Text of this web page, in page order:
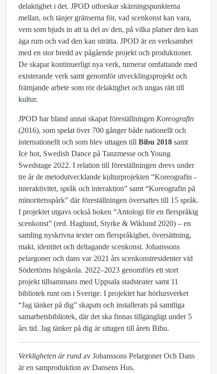
delaktighet i det. JPOD utforskar skärningspunkterna
mellan, och tänjer gränserna för, vad scenkonst kan vara,
vem som bjuds in att ta del av den, på vilka platser den kan
äga rum och vad den kan uträtta. JPOD är en verksamhet
med en stor bredd av pågående projekt och produktioner.
De skapar kontinuerligt nya verk, turnerar omfattande med
existerande verk samt genomför utvecklingsprojekt och
främjande arbete som rör delaktighet och ungas rätt till
kultur.
JPOD har bland annat skapat föreställningen Koreografin
(2016), som spelat över 700 gånger både nationellt och
internationellt och som blev uttagen till Bibu 2018 samt
Ice hot, Swedish Dance på Tanzmesse och Young
Swedstage 2022. I relation till föreställningen drevs under
tre år de metodutvecklande kulturprojekten “Koreografin -
interaktivitet, språk och interaktion” samt “Koreografin på
minoritetsspårk” där föreställningen översattes till 15 språk.
I projektet utgavs också boken “Antologi för en flerspråkig
scenkonst” (red. Haglund, Styrke & Wiklund 2020) – en
samling nyskrivna texter om flerspråkighet, översättning,
makt, identitet och deltagande scenkonst. Johanssons
pelargoner och dans var 2021 års scenkonstresidenter vid
Södertörns högskola. 2022–2023 genomförs ett stort
projekt tillsammans med Uppsala stadsteater samt 11
bibliotek runt om i Sverige. I projektet har hörlursverket
“Jag tänker på dig” skapats och installerats på samtliga
samarbetsbibliotek, där det ska finnas tillgängligt under 5
års tid. Jag tänker på dig är uttagen till årets Bibu.
Verkligheten är rund av Johanssons Pelargoner Och Dans
är en samproduktion av Dansens Hus.